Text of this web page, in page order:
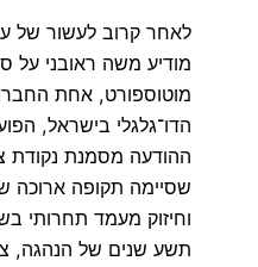
לאחר קרוב לעשור של
מודיע משה ראובני על
מוטוספורט, אחת
הדו־גלגלי בישראל,
ההודעה מסמנת נקודת
שסיימה תקופה
וחיזוק מעמד תחרותי
תשע שנים של הנהגה,